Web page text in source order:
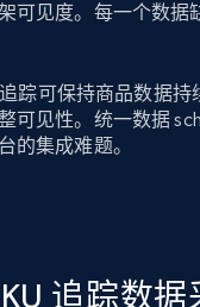
可见度。每一个数据
追踪可保持商品数据
可见性。统一数据
的集成难题。
追踪数据